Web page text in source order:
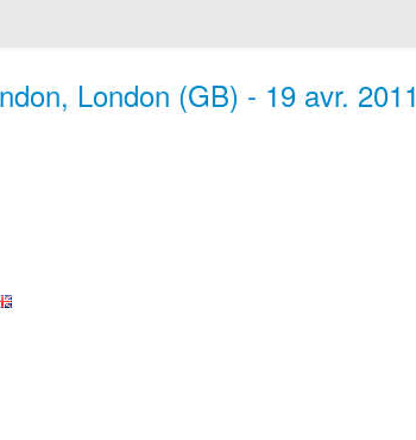
London (GB) - 19 avr. 2011